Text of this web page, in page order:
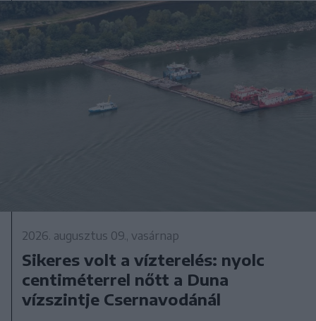
2026. augusztus 09., vasárnap
Sikeres volt a vízterelés: nyolc
centiméterrel nőtt a Duna
vízszintje Csernavodánál